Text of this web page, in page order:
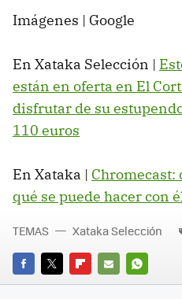
Imágenes | Google
En Xataka Selección |
están en oferta en El
disfrutar de su
110 euros
En Xataka | Chromecast:
qué se puede hacer con
FACEBOOK
TWITTERFLIPBOARD
E-
WHATSAPP
TEMAS Xataka Selección